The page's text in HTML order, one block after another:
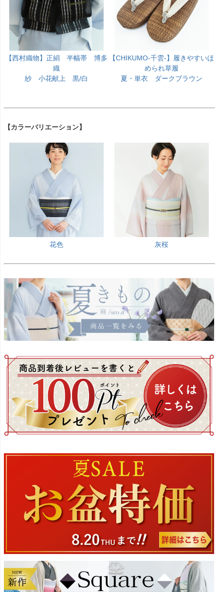
【西村織物】正絹 半幅帯 博多
織
紗 小花献上 黒/白
【CHIKUMO-千雲-】履きやすいほ
められ草履
夏・単衣 ダークブラウン
【カラーバリエーション】
花色 灰桜